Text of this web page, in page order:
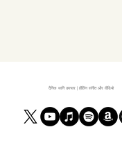
दैनिक ध्वनि उपचार | हीलिंग संगीत और वीडियो